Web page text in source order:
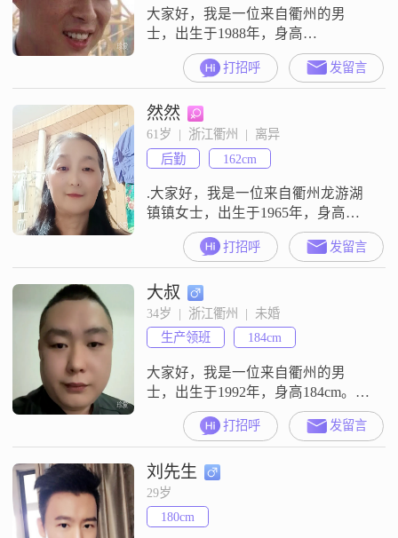
熟虑，不会轻易冲动##30
大家好，我是一位来自衢州的男
士，出生于1988年，身高
176cm##3002##目前，我的月收入在
5001到8000元之间，拥有大专学历
##3002##在生活中，我非常注重互
相鼓励，认为这是建立良好关系的
基础##3002##我经常进行器械训
练，这不仅让我保持健康的体魄，
也培养了我坚持不懈的精神
##3002##我认为活在
打招呼 发留言
然然
61岁  |  浙江衢州  |  离异
后勤
162cm
.大家好，我是一位来自衢州龙游湖
镇镇女士，出生于1965年，身高
162cm.我的月收入在5001到8000元
之间，.目前的工作地也是衢州龙游
（十里坪监狱退休职工，）学历方
面，我完成了高中教育。我没交会
员.联系不到本人.谢谢大家厚爱。我
性格温柔体贴，善解人意，喜欢理
解和帮助他人。在生活中，我独立
自信，乐观积极，总是以一颗
打招呼 发留言
大叔
34岁  |  浙江衢州  |  未婚
生产领班
184cm
大家好，我是一位来自衢州的男
士，出生于1992年，身高184cm。我
的月收入在8001到12000元之间，目
前从事着一份稳定的工作。虽然我
的学历是中专，但我一直保持着学
习和进步的态度。我非常重视家
庭，认为家庭是生活中最重要的一
部分。我为人真诚可靠，耐心包
容，善于倾听他人的想法和感受。
打招呼 发留言
刘先生
29岁
180cm